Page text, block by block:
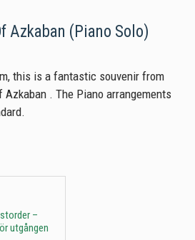
Azkaban (Piano Solo)
this is a fantastic souvenir from
. The Piano arrangements
–
utgången